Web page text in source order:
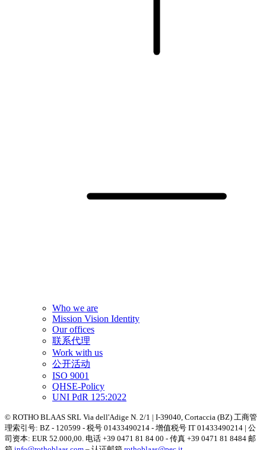
Who we are
Mission Vision Identity
Our offices
联系代理
Work with us
公开活动
ISO 9001
QHSE-Policy
UNI PdR 125:2022
© ROTHO BLAAS SRL Via dell'Adige N. 2/1 | I-39040, Cortaccia (BZ) 工商管
理索引号: BZ - 120599 - 税号 01433490214 - 增值税号 IT 01433490214 | 公
司资本: EUR 52.000,00. 电话 +39 0471 81 84 00 - 传真 +39 0471 81 8484 邮